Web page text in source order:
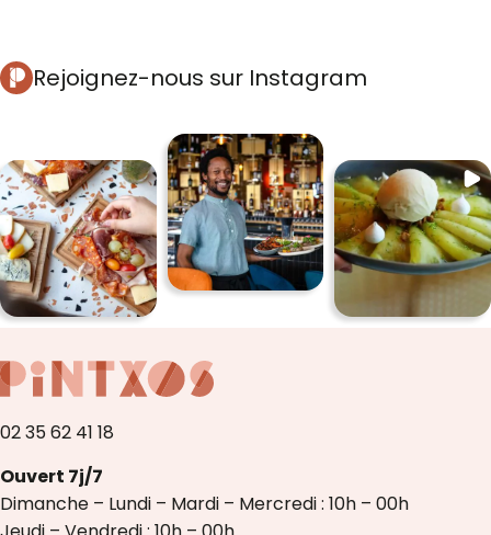
Rejoignez-nous sur Instagram
02 35 62 41 18
Ouvert 7j/7
Dimanche – Lundi – Mardi – Mercredi : 10h – 00h